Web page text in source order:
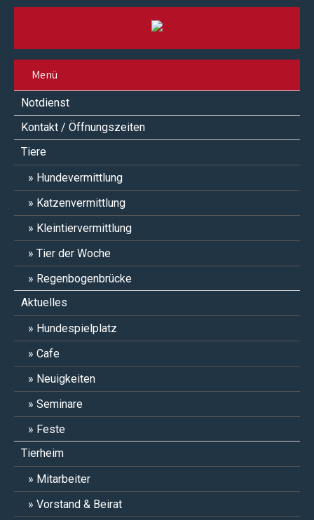
Menü
Notdienst
Kontakt / Öffnungszeiten
Tiere
Hundevermittlung
Katzenvermittlung
Kleintiervermittlung
Tier der Woche
Regenbogenbrücke
Aktuelles
Hundespielplatz
Cafe
Neuigkeiten
Seminare
Feste
Tierheim
Mitarbeiter
Vorstand & Beirat